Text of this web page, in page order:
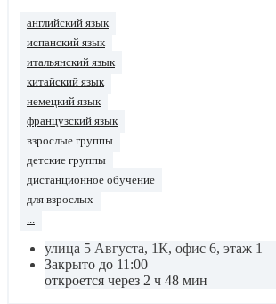
английский язык
испанский язык
итальянский язык
китайский язык
немецкий язык
французский язык
взрослые группы
детские группы
дистанционное обучение
для взрослых
...
улица 5 Августа, 1К, офис 6, этаж 1
Закрыто до 11:00
откроется через 2 ч 48 мин